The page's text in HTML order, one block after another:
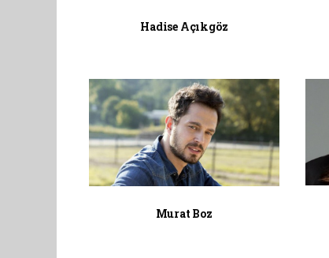
Hadise Açıkgöz
Murat Boz